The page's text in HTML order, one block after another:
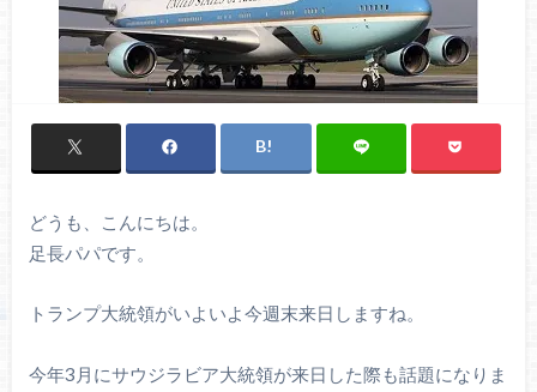
どうも、こんにちは。
足長パパです。
トランプ大統領がいよいよ今週末来日しますね。
今年3月にサウジラビア大統領が来日した際も話題になりま